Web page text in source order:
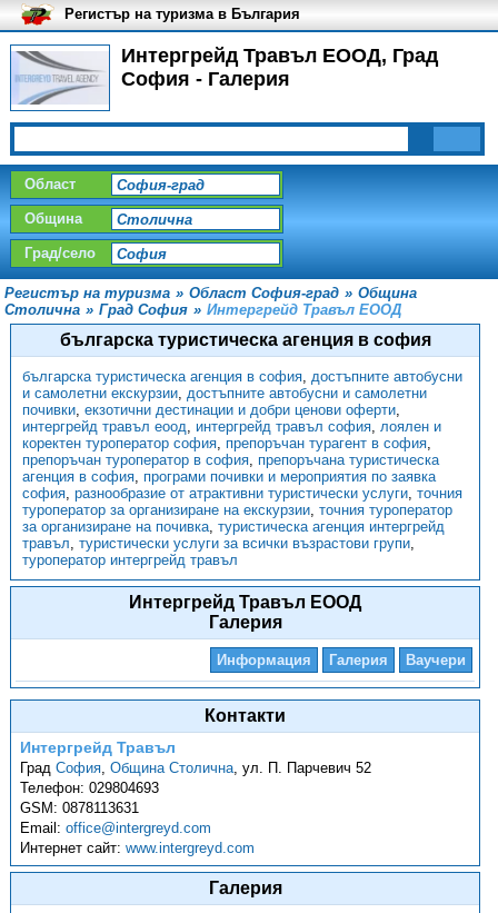
Интергрейд Травъл ЕООД, Град
София - Галерия
Регистър на туризма в България
Област
Община
Град/село
Регистър на туризма » Област София-град » Община
Столична » Град София » Интергрейд Травъл ЕООД
българска туристическа агенция в софия
българска туристическа агенция в софия, достъпните автобусни
и самолетни екскурзии, достъпните автобусни и самолетни
почивки, екзотични дестинации и добри ценови оферти,
интергрейд травъл еоод, интергрейд травъл софия, лоялен и
коректен туроператор софия, препоръчан турагент в софия,
препоръчан туроператор в софия, препоръчана туристическа
агенция в софия, програми почивки и мероприятия по заявка
софия, разнообразие от атрактивни туристически услуги, точния
туроператор за организиране на екскурзии, точния туроператор
за организиране на почивка, туристическа агенция интергрейд
травъл, туристически услуги за всички възрастови групи,
туроператор интергрейд травъл
Интергрейд Травъл ЕООД
Галерия
Информация Галерия Ваучери
Контакти
Интергрейд Травъл
ГрадСофия,Община Столична,ул. П. Парчевич 52
Телефон:029804693
GSM:0878113631
Email:office@intergreyd.com
Интернет сайт:www.intergreyd.com
Галерия